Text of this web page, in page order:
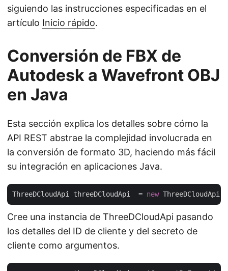
siguiendo las instrucciones especificadas en el
artículo Inicio rápido.
Conversión de FBX de
Autodesk a Wavefront OBJ
en Java
Esta sección explica los detalles sobre cómo la
API REST abstrae la complejidad involucrada en
la conversión de formato 3D, haciendo más fácil
su integración en aplicaciones Java.
ThreeDCloudApi threeDCloudApi  = new ThreeDCloudApi(
Cree una instancia de ThreeDCloudApi pasando
los detalles del ID de cliente y del secreto de
cliente como argumentos.